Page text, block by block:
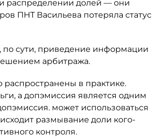
распределении долей — они
ПНТ Васильева потеряла статус
сути, приведение информации
арбитража.
в практике.
а допэмиссия является одним
может использоваться
размывание доли кого-
контроля.